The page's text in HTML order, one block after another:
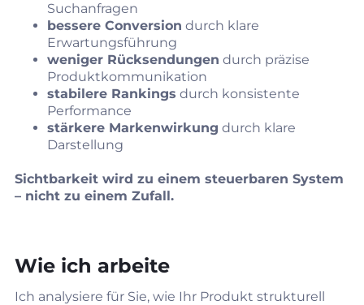
Suchanfragen
bessere Conversion durch klare
Erwartungsführung
weniger Rücksendungen durch präzise
Produktkommunikation
stabilere Rankings durch konsistente
Performance
stärkere Markenwirkung durch klare
Darstellung
Sichtbarkeit wird zu einem steuerbaren System
– nicht zu einem Zufall.
Wie ich arbeite
Ich analysiere für Sie, wie Ihr Produkt strukturell